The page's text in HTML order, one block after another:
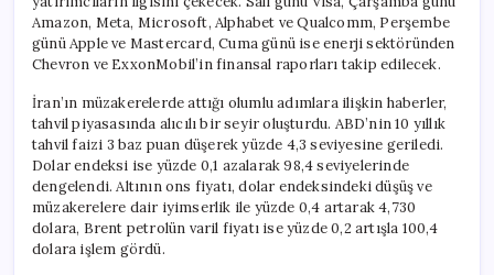
Amazon, Meta, Microsoft, Alphabet ve Qualcomm, Perşembe
günü Apple ve Mastercard, Cuma günü ise enerji sektöründen
Chevron ve ExxonMobil’in finansal raporları takip edilecek.
İran’ın müzakerelerde attığı olumlu adımlara ilişkin haberler,
tahvil piyasasında alıcılı bir seyir oluşturdu. ABD’nin 10 yıllık
tahvil faizi 3 baz puan düşerek yüzde 4,3 seviyesine geriledi.
Dolar endeksi ise yüzde 0,1 azalarak 98,4 seviyelerinde
dengelendi. Altının ons fiyatı, dolar endeksindeki düşüş ve
müzakerelere dair iyimserlik ile yüzde 0,4 artarak 4,730
dolara, Brent petrolün varil fiyatı ise yüzde 0,2 artışla 100,4
dolara işlem gördü.